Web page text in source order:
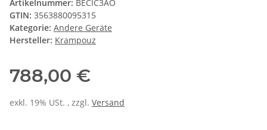
Artikelnummer: BECIC3AO
GTIN: 3563880095315
Kategorie: Andere Geräte
Hersteller: Krampouz
788,00 €
exkl. 19% USt. , zzgl. Versand